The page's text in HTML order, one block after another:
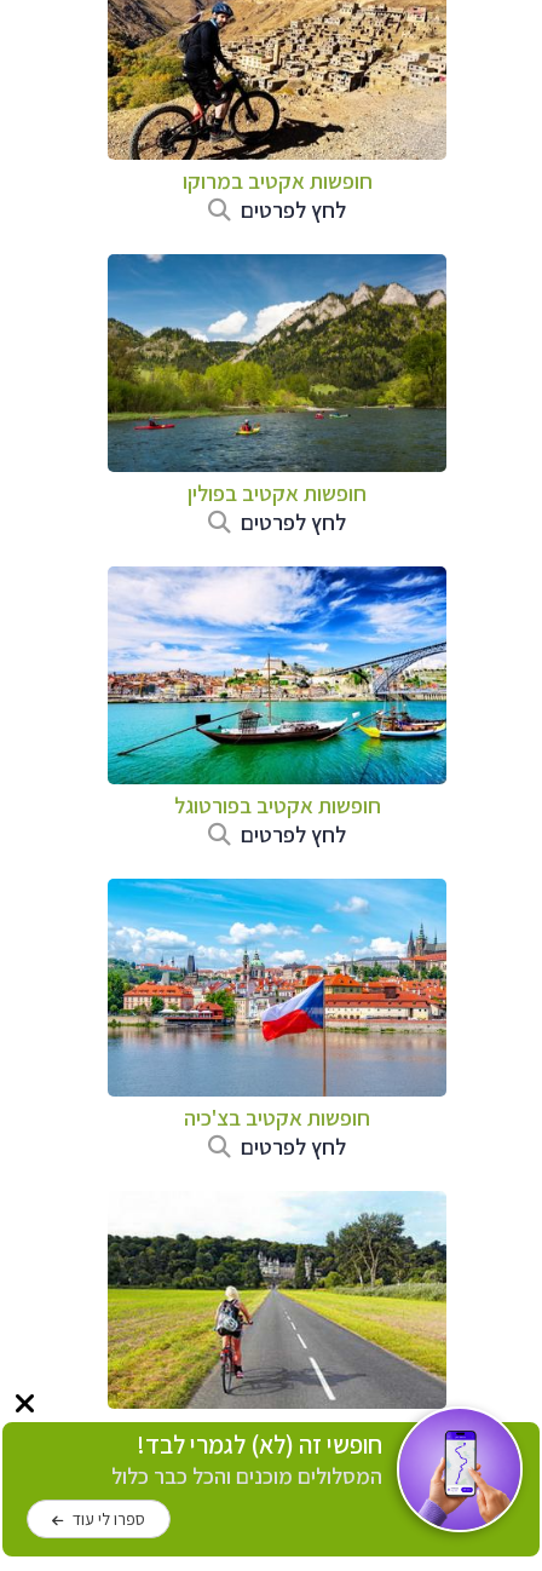
חופשות אקטיב במרוקו
לחץ לפרטים
חופשות אקטיב בפולין
לחץ לפרטים
חופשות אקטיב בפורטוגל
לחץ לפרטים
חופשות אקטיב בצ'כיה
לחץ לפרטים
חופשות אקטיב בצרפת
לחץ לפרטים
חופשי זה (לא) לגמרי לבד!
המסלולים מוכנים והכל כבר כלול
ספרו לי עוד